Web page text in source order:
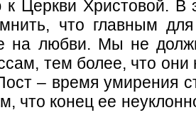
Церкви Христовой. В
что главным
на любви. Мы не
тем более, что
– время умирения
что конец ее